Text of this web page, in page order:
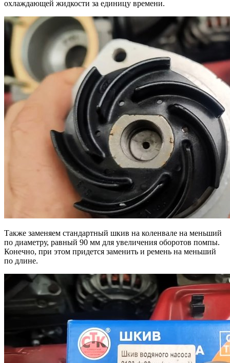
охлаждающей жидкости за единицу времени.
Также заменяем стандартный шкив на коленвале на меньший
по диаметру, равный 90 мм для увеличения оборотов помпы.
Конечно, при этом придется заменить и ремень на меньший
по длине.